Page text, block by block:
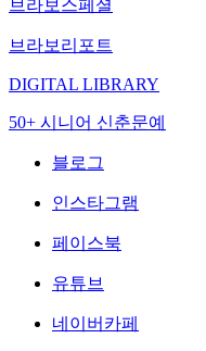
브라보스페셜
브라보리포트
DIGITAL LIBRARY
50+ 시니어 신춘문예
블로그
인스타그램
페이스북
유튜브
네이버카페